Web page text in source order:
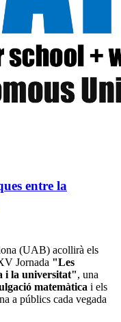
entre la
(UAB) acollirà els
Jornada "Les
i la universitat", una
matemàtica i els
a públics cada vegada